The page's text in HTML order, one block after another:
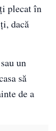
plecat în
dacă
un
să
de a